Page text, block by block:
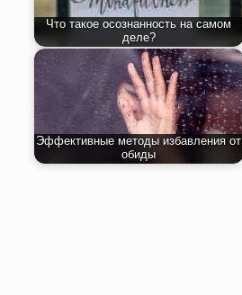
Что такое осознанность на самом
деле?
Эффективные методы избавления от
обиды